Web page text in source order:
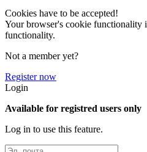
Cookies have to be accepted!
Your browser's cookie functionality
functionality.
Not a member yet?
Register now
Login
Available for registred users only
Log in to use this feature.